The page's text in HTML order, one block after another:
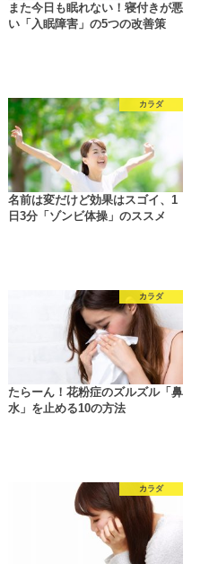
また今日も眠れない！寝付きが悪
い「入眠障害」の5つの改善策
カラダ
名前は変だけど効果はスゴイ、1
日3分「ゾンビ体操」のススメ
カラダ
たらーん！花粉症のズルズル「鼻
水」を止める10の方法
カラダ